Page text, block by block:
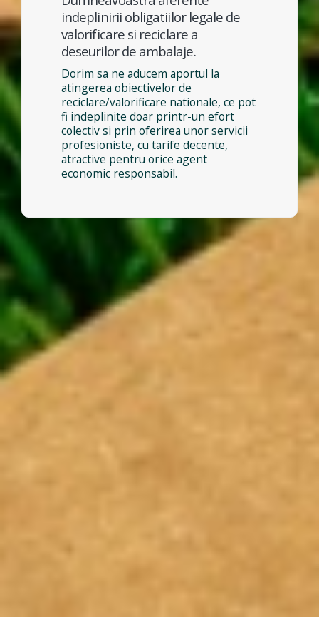
indeplinirii obligatiilor legale de
valorificare si reciclare a
deseurilor de ambalaje.
Dorim sa ne aducem aportul la
atingerea obiectivelor de
reciclare/valorificare nationale, ce pot
fi indeplinite doar printr-un efort
colectiv si prin oferirea unor servicii
profesioniste, cu tarife decente,
atractive pentru orice agent
economic responsabil.